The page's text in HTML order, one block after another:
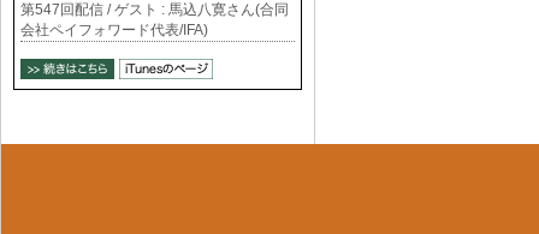
第547回配信 / ゲスト : 馬込八寛さん(合同
会社ペイフォワード代表/IFA)